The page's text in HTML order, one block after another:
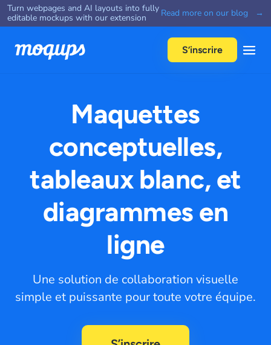
Skip to content
Turn webpages and AI layouts into fully
editable mockups with our extension
Read more on our blog →
S’inscrire
Maquettes
conceptuelles,
tableaux blanc, et
diagrammes en
ligne
Une solution de collaboration visuelle
simple et puissante pour toute votre équipe.